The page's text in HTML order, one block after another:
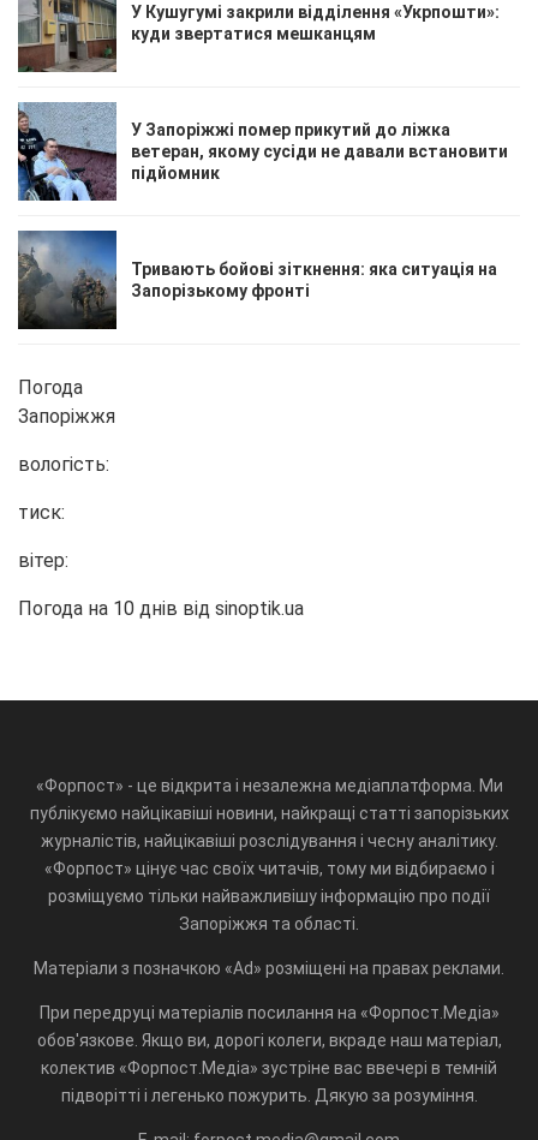
У Кушугумі закрили відділення «Укрпошти»:
куди звертатися мешканцям
У Запоріжжі помер прикутий до ліжка
ветеран, якому сусіди не давали встановити
підйомник
Тривають бойові зіткнення: яка ситуація на
Запорізькому фронті
Погода
Запоріжжя
вологість:
тиск:
вітер:
Погода на 10 днів від sinoptik.ua
«Форпост» - це відкрита і незалежна медіаплатформа. Ми
публікуємо найцікавіші новини, найкращі статті запорізьких
журналістів, найцікавіші розслідування і чесну аналітику.
«Форпост» цінує час своїх читачів, тому ми відбираємо і
розміщуємо тільки найважливішу інформацію про події
Запоріжжя та області.
Матеріали з позначкою «Ad» розміщені на правах реклами.
При передруці матеріалів посилання на «Форпост.Медіа»
обов'язкове. Якщо ви, дорогі колеги, вкраде наш матеріал,
колектив «Форпост.Медіа» зустріне вас ввечері в темній
підворітті і легенько пожурить. Дякую за розуміння.